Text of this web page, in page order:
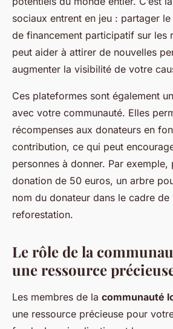
sociaux entrent en jeu : partager
de financement participatif sur les
peut aider à attirer de nouvelles
augmenter la visibilité de votre
Ces plateformes sont également
avec votre communauté. Elles
récompenses aux donateurs en
contribution, ce qui peut
personnes à donner. Par exemple,
donation de 50 euros, un arbre
nom du donateur dans le cadre
reforestation.
Le rôle de la
une ressource
Les membres de la communauté
une ressource précieuse pour